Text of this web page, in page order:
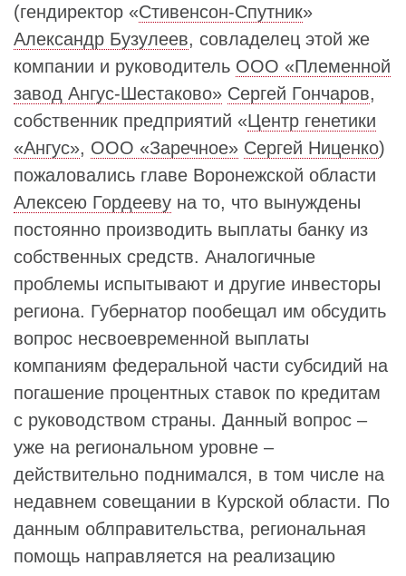
(гендиректор «Стивенсон-Спутник»
Александр Бузулеев, совладелец этой же
компании и руководитель ООО «Племенной
завод Ангус-Шестаково» Сергей Гончаров,
собственник предприятий «Центр генетики
«Ангус», ООО «Заречное» Сергей Ниценко)
пожаловались главе Воронежской области
Алексею Гордееву на то, что вынуждены
постоянно производить выплаты банку из
собственных средств. Аналогичные
проблемы испытывают и другие инвесторы
региона. Губернатор пообещал им обсудить
вопрос несвоевременной выплаты
компаниям федеральной части субсидий на
погашение процентных ставок по кредитам
с руководством страны. Данный вопрос –
уже на региональном уровне –
действительно поднимался, в том числе на
недавнем совещании в Курской области. По
данным облправительства, региональная
помощь направляется на реализацию